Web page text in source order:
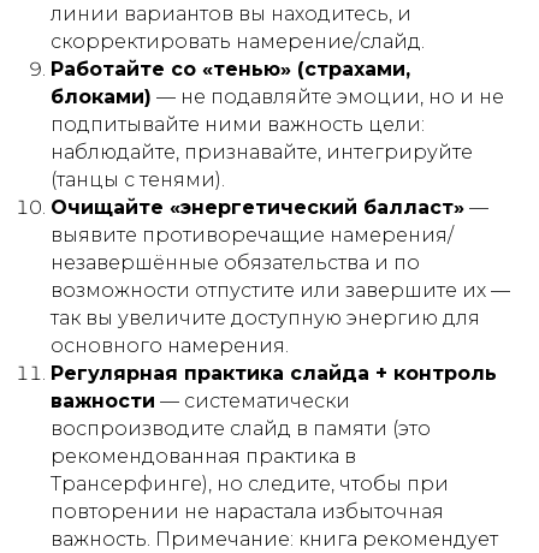
линии вариантов вы находитесь, и
скорректировать намерение/слайд.
Работайте со «тенью» (страхами,
блоками) — не подавляйте эмоции, но и не
подпитывайте ними важность цели:
наблюдайте, признавайте, интегрируйте
(танцы с тенями).
Очищайте «энергетический балласт» —
выявите противоречащие намерения/
незавершённые обязательства и по
возможности отпустите или завершите их —
так вы увеличите доступную энергию для
основного намерения.
Регулярная практика слайда + контроль
важности — систематически
воспроизводите слайд в памяти (это
рекомендованная практика в
Трансерфинге), но следите, чтобы при
повторении не нарастала избыточная
важность. Примечание: книга рекомендует